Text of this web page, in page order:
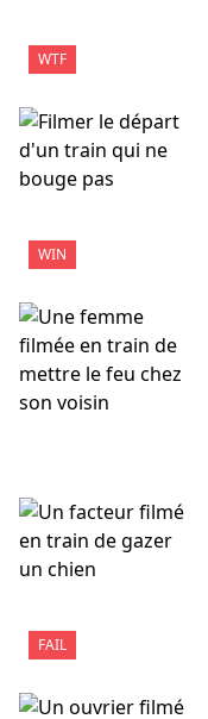
WTF
WIN
FAIL